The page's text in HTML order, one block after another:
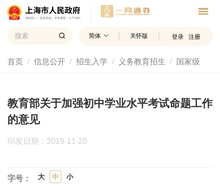
简体 关怀版 登录 注册
首页 信息公开 招生入学 义务教育招生 国家级
教育部关于加强初中学业水平考试命题工作
的意见
印发日期：2019-11-20
字号： 大 中 小